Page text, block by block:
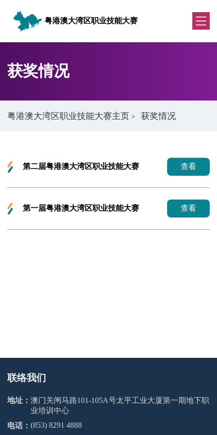
粤港澳大湾区职业技能大赛
获奖情况
粤港澳大湾区职业技能大赛主页 > 获奖情况
第二届粤港澳大湾区职业技能大赛 查看
第一届粤港澳大湾区职业技能大赛 查看
联络我们
地址： 澳门关闸马路101-105A号太平工业大厦第一期地下职
业培训中心
电话： (853) 8291 4888